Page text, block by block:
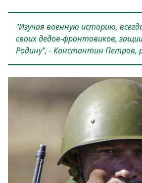
"Изучая военную историю,
своих дедов-фронтовиков,
Родину", - Константин Петров,